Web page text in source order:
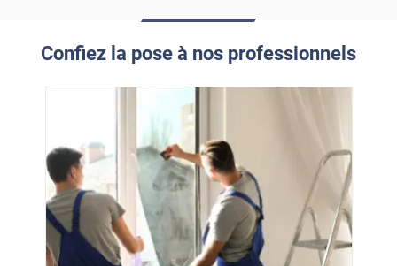
Confiez la pose à nos professionnels